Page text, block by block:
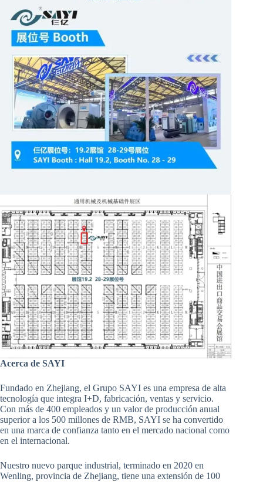
Acerca de SAYI
Fundado en Zhejiang, el Grupo SAYI es una empresa de alta
tecnología que integra I+D, fabricación, ventas y servicio.
Con más de 400 empleados y un valor de producción anual
superior a los 500 millones de RMB, SAYI se ha convertido
en una marca de confianza tanto en el mercado nacional como
en el internacional.
Nuestro nuevo parque industrial, terminado en 2020 en
Wenling, provincia de Zhejiang, tiene una extensión de 100